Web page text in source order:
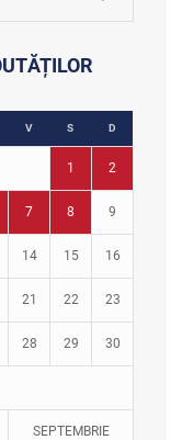
V S D
1 2
7 8 9
14 15 16
21 22 23
28 29 30
SEPTEMBRIE